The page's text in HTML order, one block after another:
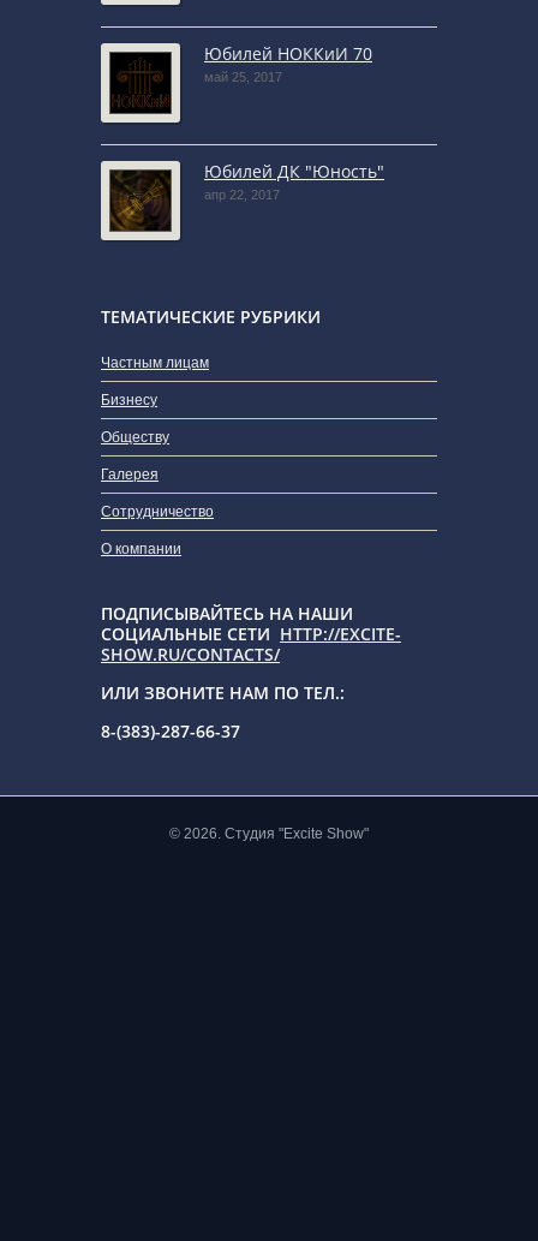
Юбилей НОККиИ 70
май 25, 2017
Юбилей ДК "Юность"
апр 22, 2017
ТЕМАТИЧЕСКИЕ РУБРИКИ
Частным лицам
Бизнесу
Обществу
Галерея
Сотрудничество
О компании
ПОДПИСЫВАЙТЕСЬ НА НАШИ
СОЦИАЛЬНЫЕ СЕТИ HTTP://EXCITE-
SHOW.RU/CONTACTS/
ИЛИ ЗВОНИТЕ НАМ ПО ТЕЛ.:
8-(383)-287-66-37
© 2026. Студия "Excite Show"